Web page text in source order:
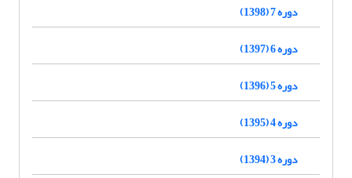
دوره 7 (1398)
دوره 6 (1397)
دوره 5 (1396)
دوره 4 (1395)
دوره 3 (1394)